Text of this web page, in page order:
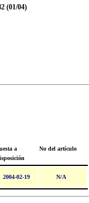
(01/04)
a
No del artículo
2004-02-19 N/A